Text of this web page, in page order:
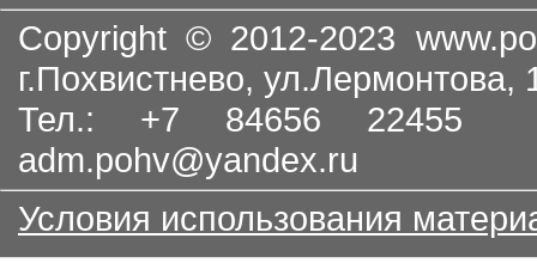
Copyright © 2012-2023
г.Похвистнево, ул.Лермонтова,
Тел.: +7 84656
adm.pohv@yandex.ru
Условия использования